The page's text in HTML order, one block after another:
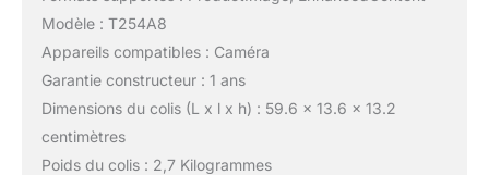
Modèle : T254A8
Appareils compatibles : Caméra
Garantie constructeur : 1 ans
Dimensions du colis (L x l x h) : 59.6 x 13.6 x 13.2
centimètres
Poids du colis : 2,7 Kilogrammes